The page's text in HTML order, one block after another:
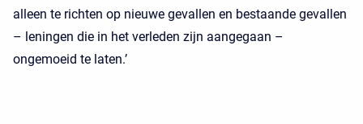
alleen te richten op nieuwe gevallen en bestaande gevallen
– leningen die in het verleden zijn aangegaan –
ongemoeid te laten.’